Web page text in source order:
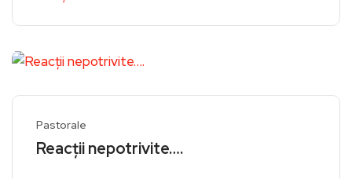
Pastorale
Reacții nepotrivite….